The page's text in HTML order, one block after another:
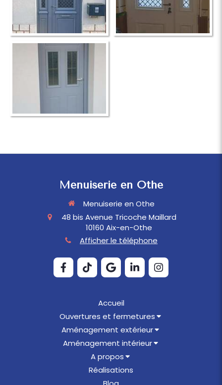
Menuiserie en Othe
Menuiserie en Othe
48 bis Avenue Tricoche Maillard
10160 Aix-en-Othe
Afficher le téléphone
Accueil
Ouvertures et fermetures
Aménagement extérieur
Aménagement intérieur
A propos
Réalisations